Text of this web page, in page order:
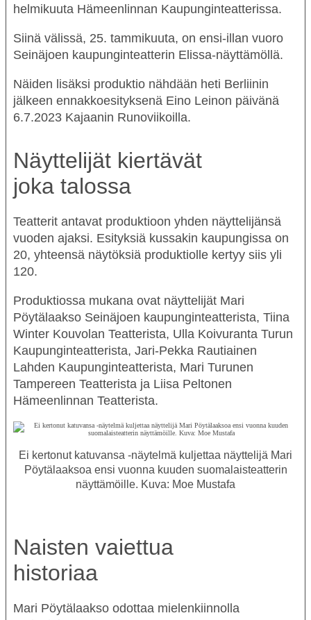
helmikuuta Hämeenlinnan Kaupunginteatterissa.
Siinä välissä, 25. tammikuuta, on ensi-illan vuoro
Seinäjoen kaupunginteatterin Elissa-näyttämöllä.
Näiden lisäksi produktio nähdään heti Berliinin
jälkeen ennakkoesityksenä Eino Leinon päivänä
6.7.2023 Kajaanin Runoviikoilla.
Näyttelijät kiertävät
joka talossa
Teatterit antavat produktioon yhden näyttelijänsä
vuoden ajaksi. Esityksiä kussakin kaupungissa on
20, yhteensä näytöksiä produktiolle kertyy siis yli
120.
Produktiossa mukana ovat näyttelijät Mari
Pöytälaakso Seinäjoen kaupunginteatterista, Tiina
Winter Kouvolan Teatterista, Ulla Koivuranta Turun
Kaupunginteatterista, Jari-Pekka Rautiainen
Lahden Kaupunginteatterista, Mari Turunen
Tampereen Teatterista ja Liisa Peltonen
Hämeenlinnan Teatterista.
Ei kertonut katuvansa -näytelmä kuljettaa näyttelijä Mari
Pöytälaaksoa ensi vuonna kuuden suomalaisteatterin
näyttämöille. Kuva: Moe Mustafa
Naisten vaiettua
historiaa
Mari Pöytälaakso odottaa mielenkiinnolla